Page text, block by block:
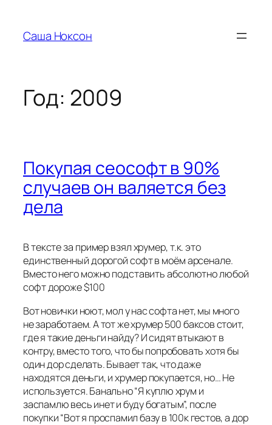
содержимому
Саша Ноксон
Год: 2009
Покупая сеософт в 90%
случаев он валяется без
дела
В тексте за пример взял хрумер, т.к. это
единственный дорогой софт в моём арсенале.
Вместо него можно подставить абсолютно любой
софт дороже $100
Вот новички ноют, мол у нас софта нет, мы много
не заработаем. А тот же хрумер 500 баксов стоит,
где я такие деньги найду? И сидят втыкают в
контру, вместо того, что бы попробовать хотя бы
один дор сделать. Бывает так, что даже
находятся деньги, и хрумер покупается, но… Не
используется. Банально “Я куплю хрум и
заспамлю весь инет и буду богатым”, после
покупки “Вот я проспамил базу в 100к гестов, а дор